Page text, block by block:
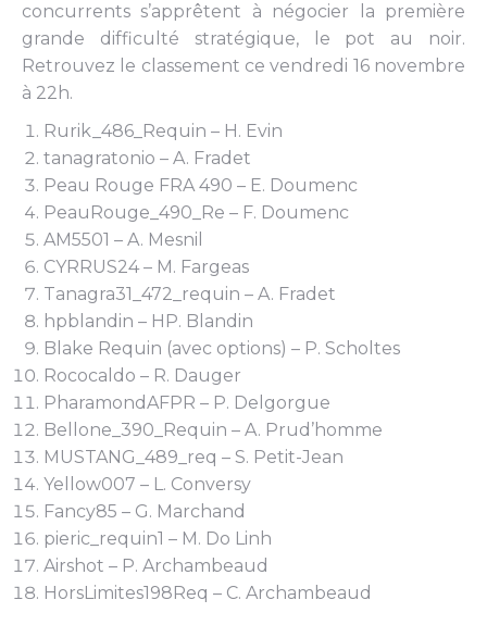
concurrents s’apprêtent à négocier la première
grande difficulté stratégique, le pot au noir.
Retrouvez le classement ce vendredi 16 novembre
à 22h.
Rurik_486_Requin – H. Evin
tanagratonio – A. Fradet
Peau Rouge FRA 490 – E. Doumenc
PeauRouge_490_Re – F. Doumenc
AM5501 – A. Mesnil
CYRRUS24 – M. Fargeas
Tanagra31_472_requin – A. Fradet
hpblandin – HP. Blandin
Blake Requin (avec options) – P. Scholtes
Rococaldo – R. Dauger
PharamondAFPR – P. Delgorgue
Bellone_390_Requin – A. Prud’homme
MUSTANG_489_req – S. Petit-Jean
Yellow007 – L. Conversy
Fancy85 – G. Marchand
pieric_requin1 – M. Do Linh
Airshot – P. Archambeaud
HorsLimites198Req – C. Archambeaud